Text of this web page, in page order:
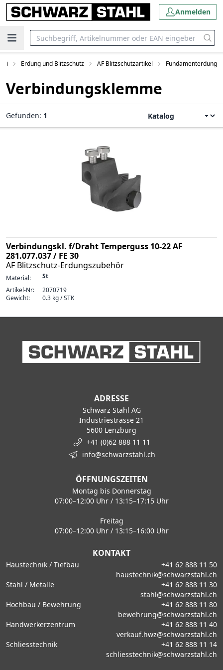
Anmelden
Erdung und Blitzschutz AF Blitzschutzartikel Fundamenterdung
Verbindungsklemme
Gefunden: 1
Verbindungskl. f/Draht Temperguss 10-22 AF
281.077.037 / FE 30
AF Blitzschutz-Erdungszubehör
Material:
St
Artikel-Nr:
2070719
Gewicht:
0.3 kg / STK
ADRESSE
Schwarz Stahl AG
Industriestrasse 21
5600 Lenzburg
+41 (0)62 888 11 11
info@schwarzstahl.ch
ÖFFNUNGSZEITEN
Montag bis Donnerstag
07:00–12:00 Uhr / 13:15–17:15 Uhr
Freitag
07:00–12:00 Uhr / 13:15–16:00 Uhr
KONTAKT
Haustechnik / Tiefbau
+41 62 888 11 50
haustechnik@schwarzstahl.ch
Stahl / Metalle
+41 62 888 11 30
stahl@schwarzstahl.ch
Hochbau / Bewehrung
+41 62 888 11 80
bewehrung@schwarzstahl.ch
Handwerkerzentrum
+41 62 888 11 40
verkauf.hwz@schwarzstahl.ch
Schliesstechnik
+41 62 888 11 14
schliesstechnik@schwarzstahl.ch